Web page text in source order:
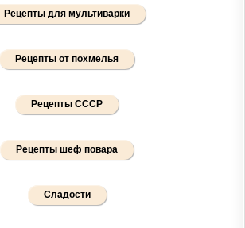
Рецепты для мультиварки
Рецепты от похмелья
Рецепты СССР
Рецепты шеф повара
Сладости